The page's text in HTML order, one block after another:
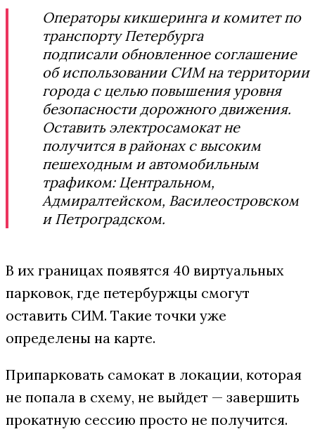
Операторы кикшеринга и комитет по
транспорту Петербурга
подписали обновленное соглашение
об использовании СИМ на территории
города с целью повышения уровня
безопасности дорожного движения.
Оставить электросамокат не
получится в районах с высоким
пешеходным и автомобильным
трафиком: Центральном,
Адмиралтейском, Василеостровском
и Петроградском.
В их границах появятся 40 виртуальных
парковок, где петербуржцы смогут
оставить СИМ. Такие точки уже
определены на карте.
Припарковать самокат в локации, которая
не попала в схему, не выйдет — завершить
прокатную сессию просто не получится.